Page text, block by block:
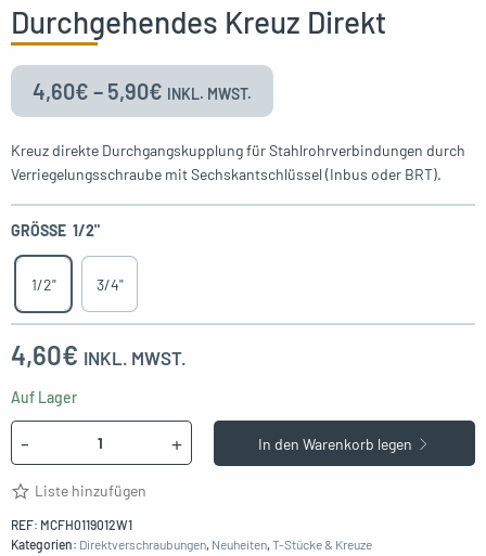
Durchgehendes Kreuz Direkt
4,60€ – 5,90€ INKL. MWST.
Kreuz direkte Durchgangskupplung für Stahlrohrverbindungen durch
Verriegelungsschraube mit Sechskantschlüssel (Inbus oder BRT).
GRÖSSE 1/2"
1/2" 3/4"
4,60€ INKL. MWST.
Auf Lager
- + In den Warenkorb legen
Liste hinzufügen
REF: MCFH0119012W1
Kategorien: Direktverschraubungen, Neuheiten, T-Stücke & Kreuze